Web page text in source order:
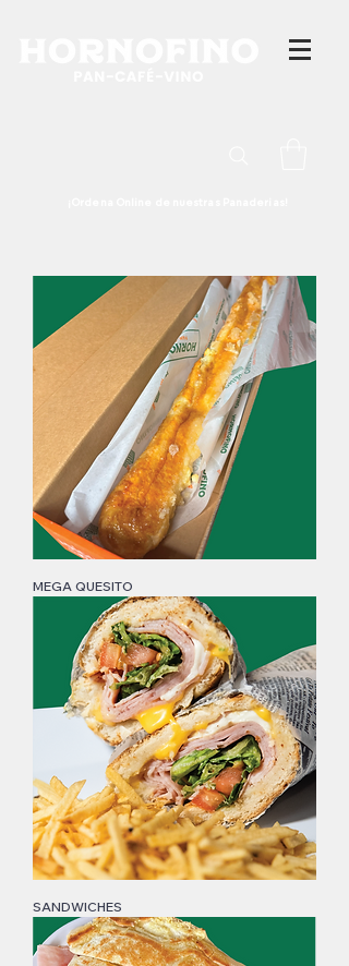
MEGA QUESITO
SANDWICHES